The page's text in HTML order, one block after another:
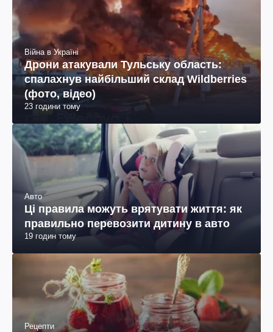
Війна в Україні
Дрони атакували Тульську область:
спалахнув найбільший склад Wildberries
(фото, відео)
23 години тому
Авто
Ці правила можуть врятувати життя: як
правильно перевозити дитину в авто
19 годин тому
Рецепти